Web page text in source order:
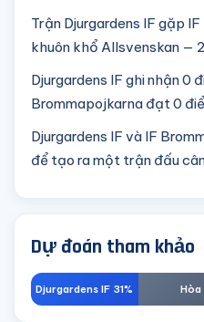
Trận Djurgardens IF gặp
khuôn khổ Allsvenskan —
Djurgardens IF ghi nhận 0
Brommapojkarna đạt 0
Djurgardens IF và IF
để tạo ra một trận đấu
Dự đoán tham khảo
Djurgardens IF 31% Hòa